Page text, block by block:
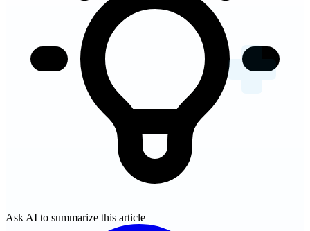
Ask AI to summarize this article